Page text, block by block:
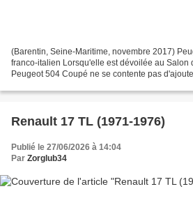
(Barentin, Seine-Maritime, novembre 2017)
franco-italien Lorsqu'elle est dévoilée au Salon
Peugeot 504 Coupé ne se contente pas
Renault 17 TL (1971-1976)
Publié le 27/06/2026 à 14:04
Par Zorglub34